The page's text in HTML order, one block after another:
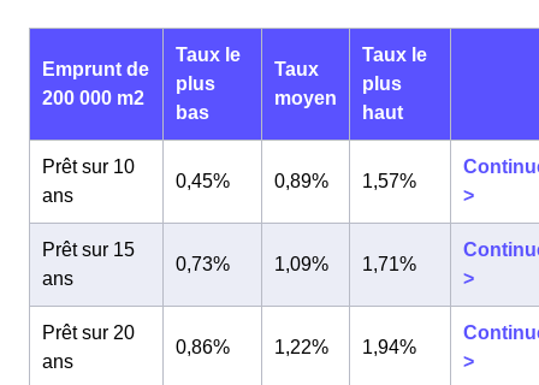
Emprunt de
200 000 m2
Taux le
plus
bas
Taux
moyen
Taux le
plus
haut
Prêt sur 10
ans
0,45% 0,89% 1,57%
>
Prêt sur 15
ans
0,73% 1,09% 1,71%
>
Prêt sur 20
ans
0,86% 1,22% 1,94%
>